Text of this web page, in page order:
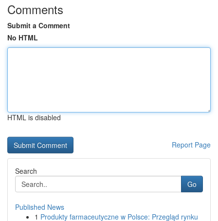
Comments
Submit a Comment
No HTML
HTML is disabled
Report Page
Search
Go
Published News
1 Produkty farmaceutyczne w Polsce: Przegląd rynku